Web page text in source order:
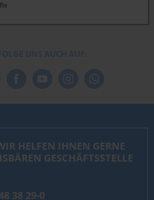
HELFEN IHNEN GERNE
GESCHÄFTSSTELLE
38 29-0